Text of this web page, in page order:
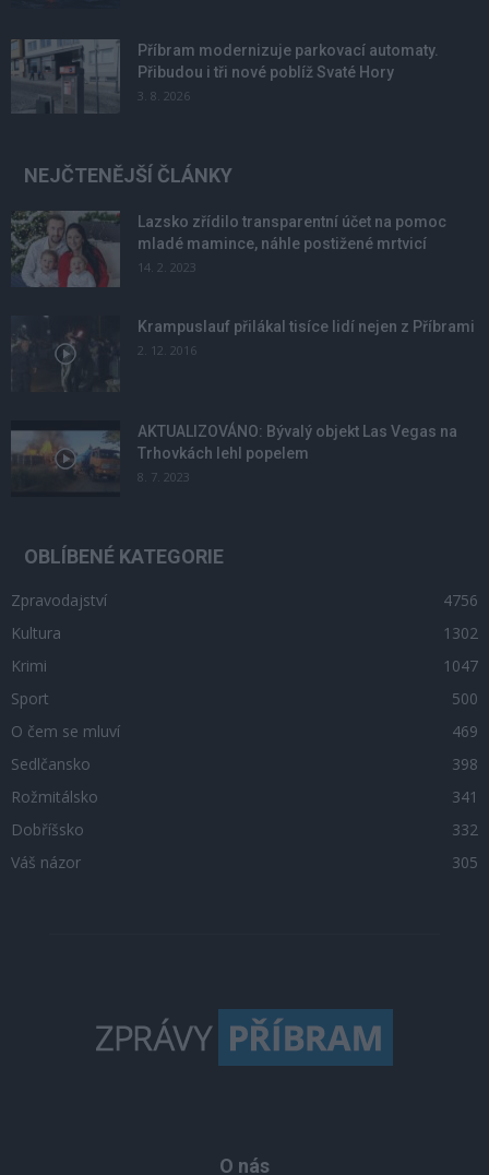
Příbram modernizuje parkovací automaty.
Přibudou i tři nové poblíž Svaté Hory
3. 8. 2026
NEJČTENĚJŠÍ ČLÁNKY
Lazsko zřídilo transparentní účet na pomoc
mladé mamince, náhle postižené mrtvicí
14. 2. 2023
Krampuslauf přilákal tisíce lidí nejen z Příbrami
2. 12. 2016
AKTUALIZOVÁNO: Bývalý objekt Las Vegas na
Trhovkách lehl popelem
8. 7. 2023
OBLÍBENÉ KATEGORIE
Zpravodajství
4756
Kultura
1302
Krimi
1047
Sport
500
O čem se mluví
469
Sedlčansko
398
Rožmitálsko
341
Dobříšsko
332
Váš názor
305
O nás